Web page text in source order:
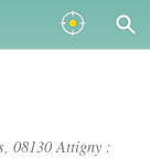
, 08130 Attigny :